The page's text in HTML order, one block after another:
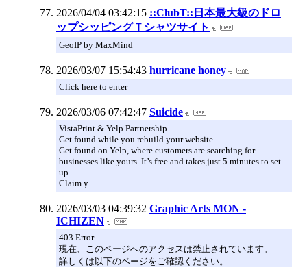
2026/04/04 03:42:15 ::ClubT::日本最大級のドロ
ップシッピングＴシャツサイト
GeoIP by MaxMind
2026/03/07 15:54:43 hurricane honey
Click here to enter
2026/03/06 07:42:47 Suicide
VistaPrint & Yelp Partnership
Get found while you rebuild your website
Get found on Yelp, where customers are searching for
businesses like yours. It’s free and takes just 5 minutes to set
up.
Claim y
2026/03/03 04:39:32 Graphic Arts MON -
ICHIZEN
403 Error
現在、このページへのアクセスは禁止されています。
詳しくは以下のページをご確認ください。